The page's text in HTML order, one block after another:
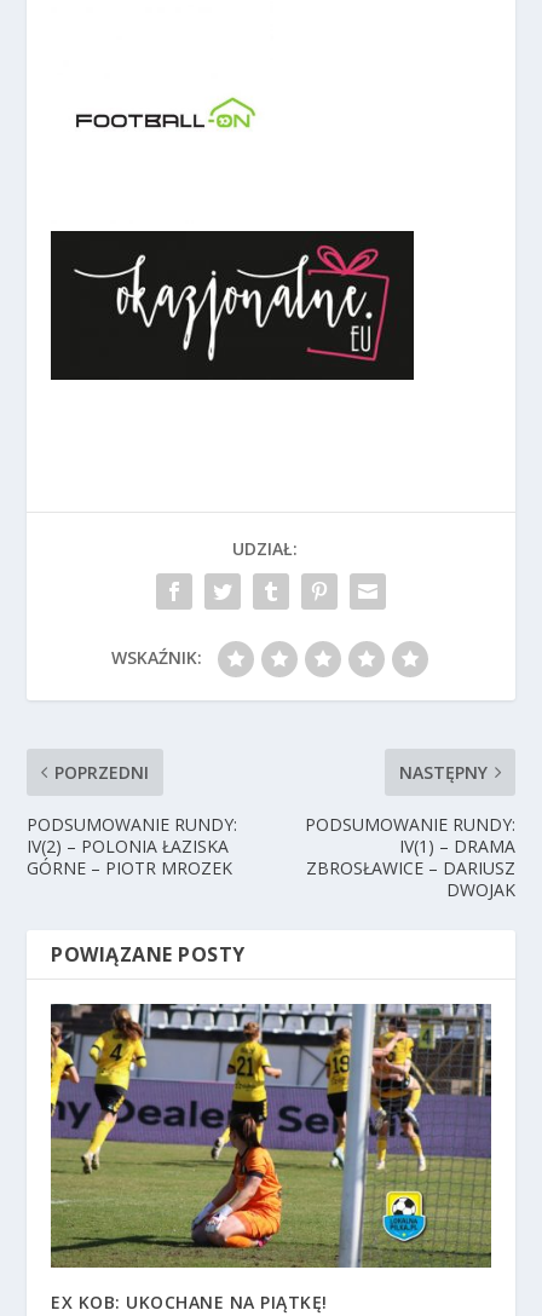
UDZIAŁ:
WSKAŹNIK:
POPRZEDNI
PODSUMOWANIE RUNDY:
IV(2) – POLONIA ŁAZISKA
GÓRNE – PIOTR MROZEK
NASTĘPNY
PODSUMOWANIE RUNDY:
IV(1) – DRAMA
ZBROSŁAWICE – DARIUSZ
DWOJAK
POWIĄZANE POSTY
EX KOB: UKOCHANE NA PIĄTKĘ!